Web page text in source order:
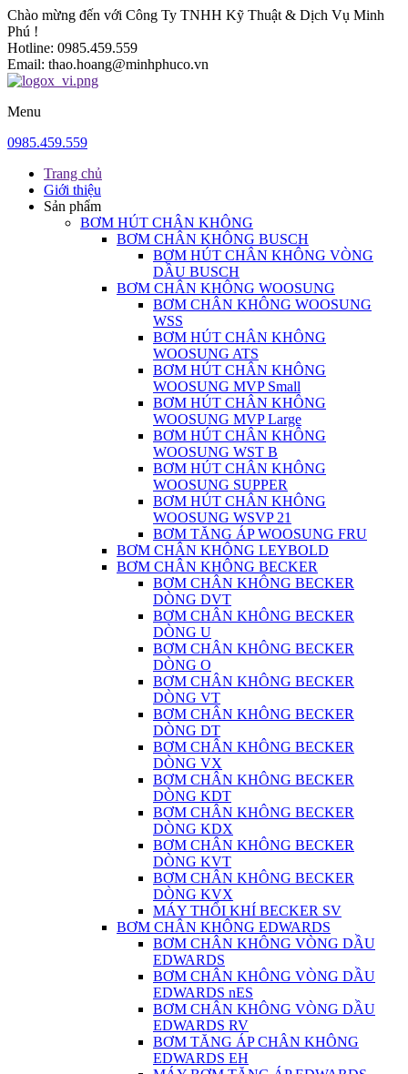
Chào mừng đến với Công Ty TNHH Kỹ Thuật & Dịch Vụ Minh
Phú !
Hotline: 0985.459.559
Email: thao.hoang@minhphuco.vn
Menu
0985.459.559
Trang chủ
Giới thiệu
Sản phẩm
BƠM HÚT CHÂN KHÔNG
BƠM CHÂN KHÔNG BUSCH
BƠM HÚT CHÂN KHÔNG VÒNG
DẦU BUSCH
BƠM CHÂN KHÔNG WOOSUNG
BƠM CHÂN KHÔNG WOOSUNG
WSS
BƠM HÚT CHÂN KHÔNG
WOOSUNG ATS
BƠM HÚT CHÂN KHÔNG
WOOSUNG MVP Small
BƠM HÚT CHÂN KHÔNG
WOOSUNG MVP Large
BƠM HÚT CHÂN KHÔNG
WOOSUNG WST B
BƠM HÚT CHÂN KHÔNG
WOOSUNG SUPPER
BƠM HÚT CHÂN KHÔNG
WOOSUNG WSVP 21
BƠM TĂNG ÁP WOOSUNG FRU
BƠM CHÂN KHÔNG LEYBOLD
BƠM CHÂN KHÔNG BECKER
BƠM CHÂN KHÔNG BECKER
DÒNG DVT
BƠM CHÂN KHÔNG BECKER
DÒNG U
BƠM CHÂN KHÔNG BECKER
DÒNG O
BƠM CHÂN KHÔNG BECKER
DÒNG VT
BƠM CHÂN KHÔNG BECKER
DÒNG DT
BƠM CHÂN KHÔNG BECKER
DÒNG VX
BƠM CHÂN KHÔNG BECKER
DÒNG KDT
BƠM CHÂN KHÔNG BECKER
DÒNG KDX
BƠM CHÂN KHÔNG BECKER
DÒNG KVT
BƠM CHÂN KHÔNG BECKER
DÒNG KVX
MÁY THỔI KHÍ BECKER SV
BƠM CHÂN KHÔNG EDWARDS
BƠM CHÂN KHÔNG VÒNG DẦU
EDWARDS
BƠM CHÂN KHÔNG VÒNG DẦU
EDWARDS nES
BƠM CHÂN KHÔNG VÒNG DẦU
EDWARDS RV
BƠM TĂNG ÁP CHÂN KHÔNG
EDWARDS EH